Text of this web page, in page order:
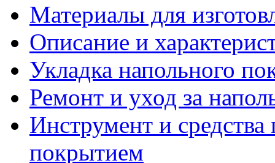
Материалы для
Описание и
Укладка напольного
Ремонт и уход за
Инструмент и
покрытием